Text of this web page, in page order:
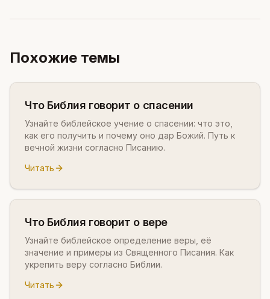
Похожие темы
Что Библия говорит о спасении
Узнайте библейское учение о спасении: что это,
как его получить и почему оно дар Божий. Путь к
вечной жизни согласно Писанию.
Читать
Что Библия говорит о вере
Узнайте библейское определение веры, её
значение и примеры из Священного Писания. Как
укрепить веру согласно Библии.
Читать